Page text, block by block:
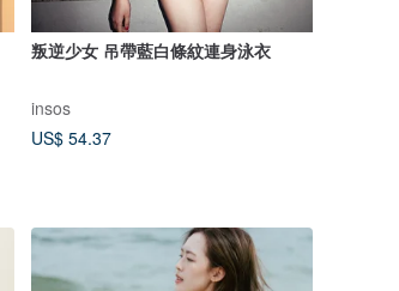
叛逆少女 吊帶藍白條紋連身泳衣
insos
US$ 54.37